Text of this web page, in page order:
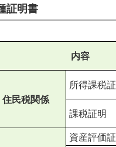
証明書
内容
住民税関係
所得課税
課税証明
資産評価